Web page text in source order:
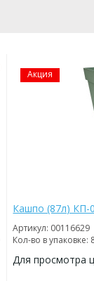
Акция
Кашпо (87л) КП-
Артикул: 00116629
Кол-во в упаковке:
Для просмотра